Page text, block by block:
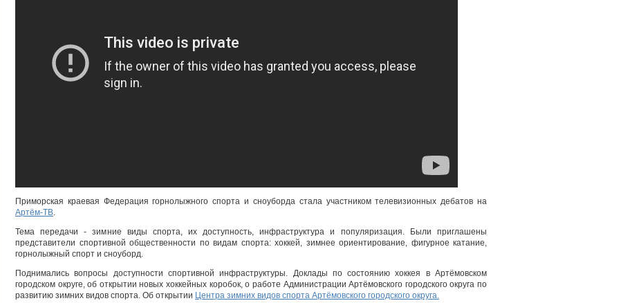
Приморская краевая Федерация горнолыжного спорта и сноуборда стала участником телевизионных дебатов на
Артём-ТВ.
Тема передачи - зимние виды спорта, их доступность, инфраструктура и популяризация. Были приглашены
представители спортивной общественности по видам спорта: хоккей, зимнее ориентирование, фигурное катание,
горнолыжный спорт и сноуборд.
Поднимались вопросы доступности спортивной инфраструктуры. Доклады по состоянию хоккея в Артёмовском
городском округе, об открытии новых хоккейных коробок, о работе Администрации Артёмовского городского округа по
развитию зимних видов спорта. Об открытии Центра зимних видов спорта Артёмовского городского округа.